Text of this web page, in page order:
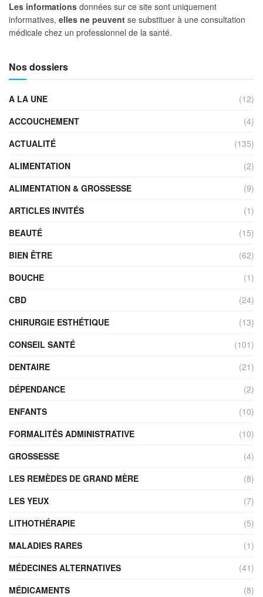
Les informations données sur ce site sont uniquement
informatives, elles ne peuvent se substituer à une consultation
médicale chez un professionnel de la santé.
Nos dossiers
A LA UNE
(12)
ACCOUCHEMENT
(4)
ACTUALITÉ
(135)
ALIMENTATION
(2)
ALIMENTATION & GROSSESSE
(9)
ARTICLES INVITÉS
(1)
BEAUTÉ
(15)
BIEN ÊTRE
(62)
BOUCHE
(1)
CBD
(24)
CHIRURGIE ESTHÉTIQUE
(13)
CONSEIL SANTÉ
(101)
DENTAIRE
(21)
DÉPENDANCE
(2)
ENFANTS
(10)
FORMALITÉS ADMINISTRATIVE
(10)
GROSSESSE
(4)
LES REMÈDES DE GRAND MÈRE
(8)
LES YEUX
(7)
LITHOTHÉRAPIE
(5)
MALADIES RARES
(1)
MÉDECINES ALTERNATIVES
(41)
MÉDICAMENTS
(8)